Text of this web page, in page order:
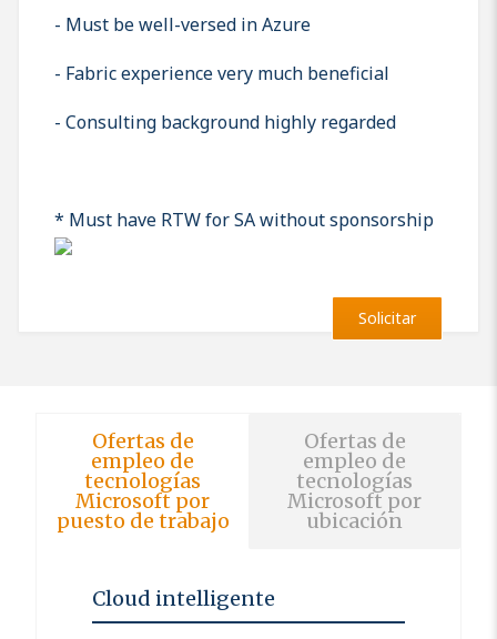
- Must be well-versed in Azure
- Fabric experience very much beneficial
- Consulting background highly regarded
* Must have RTW for SA without sponsorship
Solicitar
Ofertas de
empleo de
tecnologías
Microsoft por
puesto de trabajo
Ofertas de
empleo de
tecnologías
Microsoft por
ubicación
Cloud intelligente